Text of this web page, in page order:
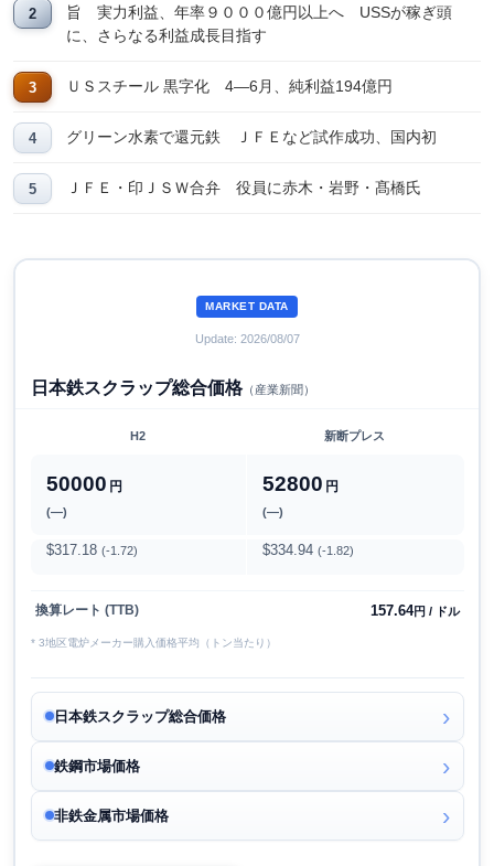
旨 実力利益、年率９０００億円以上へ USSが稼ぎ頭
に、さらなる利益成長目指す
ＵＳスチール 黒字化 4―6月、純利益194億円
グリーン水素で還元鉄 ＪＦＥなど試作成功、国内初
ＪＦＥ・印ＪＳＷ合弁 役員に赤木・岩野・髙橋氏
MARKET DATA
Update: 2026/08/07
日本鉄スクラップ総合価格（産業新聞）
H2 新断プレス
50000 円
(―)
52800 円
(―)
$317.18 (-1.72) $334.94 (-1.82)
換算レート (TTB) 157.64円 / ドル
* 3地区電炉メーカー購入価格平均（トン当たり）
日本鉄スクラップ総合価格
鉄鋼市場価格
非鉄金属市場価格